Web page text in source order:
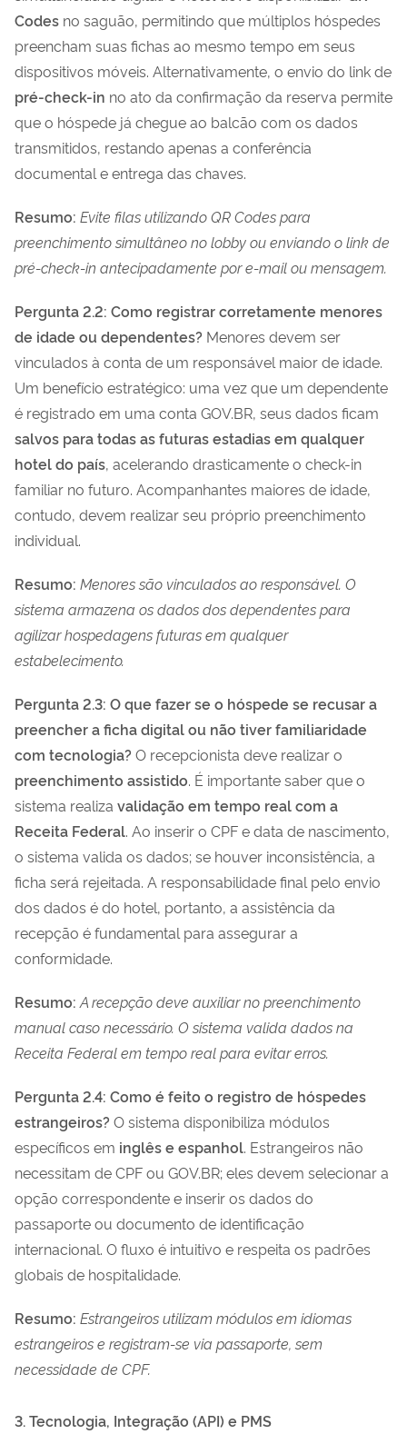
Codes no saguão, permitindo que múltiplos hóspedes
preencham suas fichas ao mesmo tempo em seus
dispositivos móveis. Alternativamente, o envio do link de
pré-check-in no ato da confirmação da reserva permite
que o hóspede já chegue ao balcão com os dados
transmitidos, restando apenas a conferência
documental e entrega das chaves.
Resumo: Evite filas utilizando QR Codes para
preenchimento simultâneo no lobby ou enviando o link de
pré-check-in antecipadamente por e-mail ou mensagem.
Pergunta 2.2: Como registrar corretamente menores
de idade ou dependentes? Menores devem ser
vinculados à conta de um responsável maior de idade.
Um benefício estratégico: uma vez que um dependente
é registrado em uma conta GOV.BR, seus dados ficam
salvos para todas as futuras estadias em qualquer
hotel do país, acelerando drasticamente o check-in
familiar no futuro. Acompanhantes maiores de idade,
contudo, devem realizar seu próprio preenchimento
individual.
Resumo: Menores são vinculados ao responsável. O
sistema armazena os dados dos dependentes para
agilizar hospedagens futuras em qualquer
estabelecimento.
Pergunta 2.3: O que fazer se o hóspede se recusar a
preencher a ficha digital ou não tiver familiaridade
com tecnologia? O recepcionista deve realizar o
preenchimento assistido. É importante saber que o
sistema realiza validação em tempo real com a
Receita Federal. Ao inserir o CPF e data de nascimento,
o sistema valida os dados; se houver inconsistência, a
ficha será rejeitada. A responsabilidade final pelo envio
dos dados é do hotel, portanto, a assistência da
recepção é fundamental para assegurar a
conformidade.
Resumo: A recepção deve auxiliar no preenchimento
manual caso necessário. O sistema valida dados na
Receita Federal em tempo real para evitar erros.
Pergunta 2.4: Como é feito o registro de hóspedes
estrangeiros? O sistema disponibiliza módulos
específicos em inglês e espanhol. Estrangeiros não
necessitam de CPF ou GOV.BR; eles devem selecionar a
opção correspondente e inserir os dados do
passaporte ou documento de identificação
internacional. O fluxo é intuitivo e respeita os padrões
globais de hospitalidade.
Resumo: Estrangeiros utilizam módulos em idiomas
estrangeiros e registram-se via passaporte, sem
necessidade de CPF.
3. Tecnologia, Integração (API) e PMS